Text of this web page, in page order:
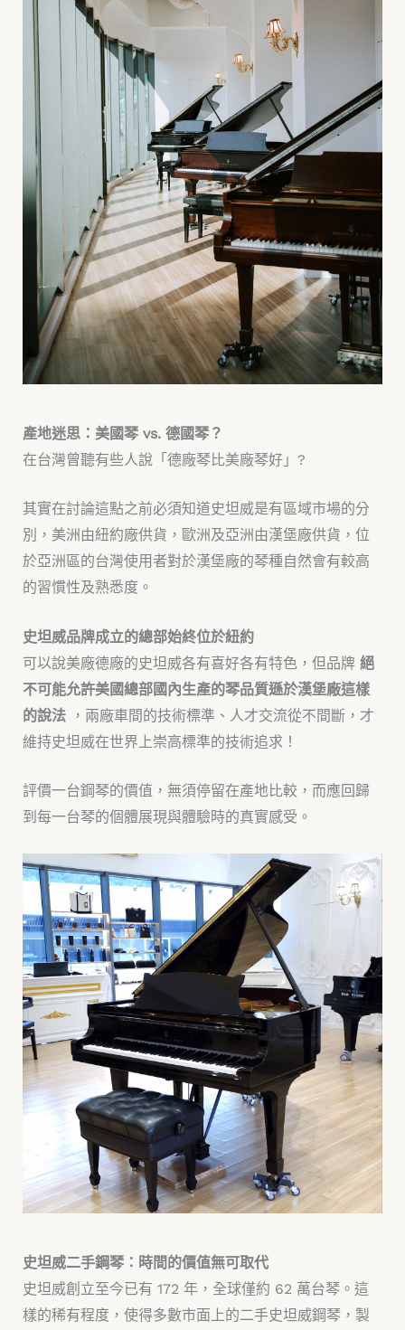
產地迷思：美國琴 vs. 德國琴？
在台灣曾聽有些人說「德廠琴比美廠琴好」?
其實在討論這點之前必須知道史坦威是有區域市場的分
別，美洲由紐約廠供貨，歐洲及亞洲由漢堡廠供貨，位
於亞洲區的台灣使用者對於漢堡廠的琴種自然會有較高
的習慣性及熟悉度。
史坦威品牌成立的總部始終位於紐約
可以說美廠德廠的史坦威各有喜好各有特色，但品牌 絕
不可能允許美國總部國內生產的琴品質遜於漢堡廠這樣
的說法，兩廠車間的技術標準、人才交流從不間斷，才
維持史坦威在世界上崇高標準的技術追求！
評價一台鋼琴的價值，無須停留在產地比較，而應回歸
到每一台琴的個體展現與體驗時的真實感受。
史坦威二手鋼琴：時間的價值無可取代
史坦威創立至今已有 172 年，全球僅約 62 萬台琴。這
樣的稀有程度，使得多數市面上的二手史坦威鋼琴，製